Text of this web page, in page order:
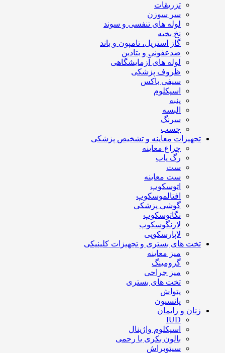
تزریقات
سر سوزن
لوله های تنفسی و سوند
نخ بخیه
گاز استریل، تامپون و باند
ضدعفونی و بتادین
لوله های آزمایشگاهی
ظروف پزشکی
سیفی باکس
اسپکلوم
پنبه
البسه
سرنگ
چسب
تجهیزات معاینه و تشخیص پزشکی
چراغ معاینه
رگ یاب
ست
ست معاینه
اتوسکوپ
افتالموسکوپ
گوشی پزشکی
نگاتوسکوپ
لارنگوسکوپ
لاپارسکوپی
تخت های بستری و تجهیزات کلینیکی
میز معاینه
گرومینگ
میز جراحی
تخت های بستری
پتواش
پانسیون
زنان و زایمان
IUD
اسپکلوم واژینال
بالون بکری یا رحمی
سیتوبراش